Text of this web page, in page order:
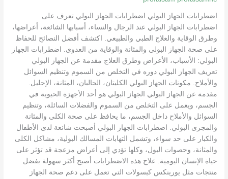
اضطرابات الجهاز البولي اضطرابات الجهاز البولي تعرف على
اضطرابات الجهاز البولي عند الرجال والنساء، أسبابها الشائعة، أعراضها،
وطرق الوقاية والعلاج الطبي والطبيعي. اكتشف أفضل النصائح للحفاظ
على صحة الجهاز البولي والمثانة والوقاية من العدوى. اضطرابات الجهاز
البولي: الأسباب، الأعراض وطرق العلاج مقدمة عن الجهاز البولي
تعريف الجهاز البولي دوره في التخلص من السموم وتنظيم السوائل
والأملاح. مكونات الجهاز البولي الكليتان، الحالبان، المثانة، الإحليل.
مقدمة عن الجهاز البولي الجهاز البولي هو أحد الأجهزة الحيوية في
الجسم، ويعمل على التخلص من السموم والفضلات السائلة، وتنظيم
السوائل والأملاح داخل الجسم، ما يحافظ على صحة الكلى والمثانة
والمجرى البولي. اضطرابات الجهاز البولي أصبحت شائعة لدى الأطفال
والكبار على حد سواء، وتشمل التهابات المسالك البولية، مشاكل الكلى
والمثانة، وحصوات البول، وكلها تؤدي إلى أعراض مزعجة قد تؤثر على
حياة الإنسان اليومية. علاج هذه الاضطرابات أصبح أكثر سهولة بفضل
منتجات مثل يورينكس كبسولات التي تعمل على دعم صحة الجهاز